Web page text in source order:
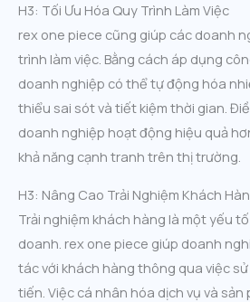
H3: Tối Ưu Hóa Quy Trình Làm Việc
rex one piece cũng giúp các doanh
trình làm việc. Bằng cách áp dụng
doanh nghiệp có thể tự động hóa
thiểu sai sót và tiết kiệm thời gian.
doanh nghiệp hoạt động hiệu quả
khả năng cạnh tranh trên thị trường.
H3: Nâng Cao Trải Nghiệm Khách
Trải nghiệm khách hàng là một yếu
doanh. rex one piece giúp doanh
tác với khách hàng thông qua việc
tiến. Việc cá nhân hóa dịch vụ và